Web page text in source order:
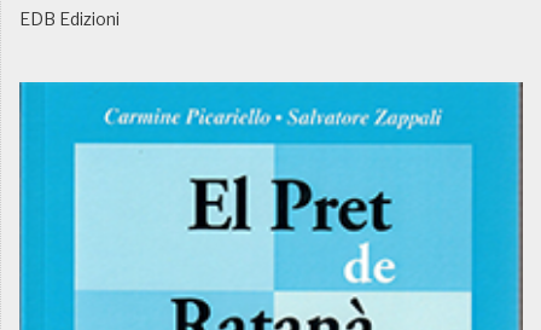
EDB Edizioni